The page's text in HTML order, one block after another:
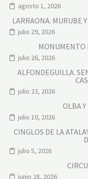
agosto 1, 2026
LARRAONA. MURUBE
julio 29, 2026
MONUMENTO
julio 26, 2026
ALFONDEGUILLA.
julio 23, 2026
OLBA
julio 10, 2026
CINGLOS DE LA
julio 5, 2026
junio 28, 2026